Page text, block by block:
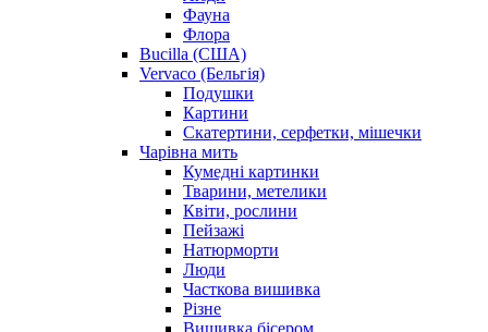
Фауна
Флора
Bucilla (США)
Vervaco (Бельгія)
Подушки
Картини
Скатертини, серфетки, мішечки
Чарiвна мить
Кумедні картинки
Тварини, метелики
Квіти, рослини
Пейзажі
Натюрморти
Люди
Часткова вишивка
Різне
Вишивка бісером